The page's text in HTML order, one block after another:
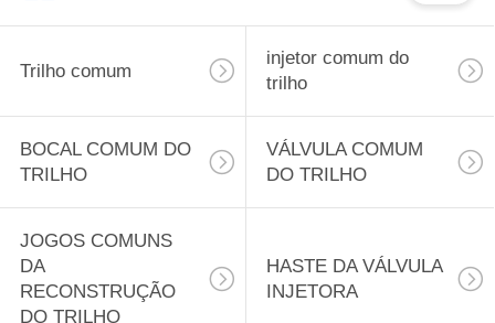
Trilho comum
injetor comum do
trilho
BOCAL COMUM DO
TRILHO
VÁLVULA COMUM
DO TRILHO
JOGOS COMUNS
DA
RECONSTRUÇÃO
DO TRILHO
HASTE DA VÁLVULA
INJETORA